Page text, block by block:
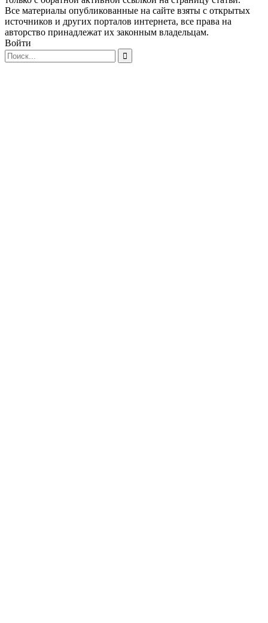
Все материалы опубликованные на сайте взяты с открытых
источников и других порталов интернета, все права на
авторство принадлежат их законным владельцам.
Войти